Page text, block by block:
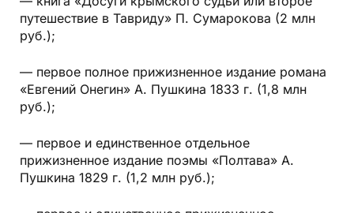
путешествие в Тавриду» П. Сумарокова (2 млн
руб.);
— первое полное прижизненное издание романа
«Евгений Онегин» А. Пушкина 1833 г. (1,8 млн
руб.);
— первое и единственное отдельное
прижизненное издание поэмы «Полтава» А.
Пушкина 1829 г. (1,2 млн руб.);